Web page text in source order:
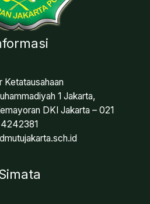
Ketatausahaan
1 Jakarta,
DKI Jakarta – 021
4242381